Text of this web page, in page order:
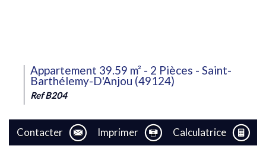
Appartement 39.59 m² - 2 Pièces - Saint-
Barthélemy-D'Anjou (49124)
Ref B204
Contacter Imprimer Calculatrice